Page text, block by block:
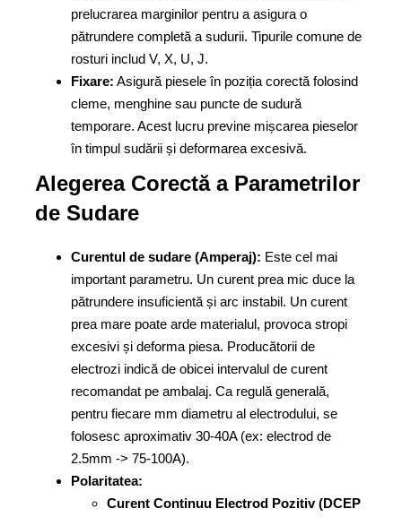
prelucrarea marginilor pentru a asigura o
pătrundere completă a sudurii. Tipurile comune de
rosturi includ V, X, U, J.
Fixare: Asigură piesele în poziția corectă folosind
cleme, menghine sau puncte de sudură
temporare. Acest lucru previne mișcarea pieselor
în timpul sudării și deformarea excesivă.
Alegerea Corectă a Parametrilor
de Sudare
Curentul de sudare (Amperaj): Este cel mai
important parametru. Un curent prea mic duce la
pătrundere insuficientă și arc instabil. Un curent
prea mare poate arde materialul, provoca stropi
excesivi și deforma piesa. Producătorii de
electrozi indică de obicei intervalul de curent
recomandat pe ambalaj. Ca regulă generală,
pentru fiecare mm diametru al electrodului, se
folosesc aproximativ 30-40A (ex: electrod de
2.5mm -> 75-100A).
Polaritatea:
Curent Continuu Electrod Pozitiv (DCEP